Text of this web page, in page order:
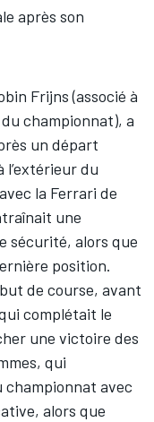
après son
Frijns (associé à
championnat), a
un départ
du
la Ferrari de
une
sécurité, alors que
position.
de course, avant
complétait le
une victoire des
qui
championnat avec
alors que